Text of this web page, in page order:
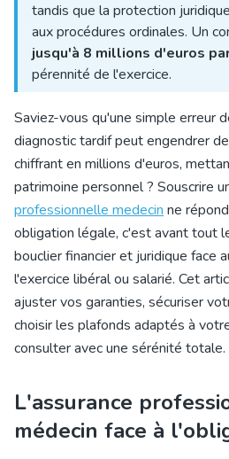
tandis que la protection
aux procédures ordinales. Un
jusqu'à 8 millions d'euros
pérennité de l'exercice.
Saviez-vous qu'une simple erreur
diagnostic tardif peut engendrer
chiffrant en millions d'euros,
patrimoine personnel ? Souscrire
professionnelle medecin ne
obligation légale, c'est avant tout
bouclier financier et juridique face
l'exercice libéral ou salarié. Cet
ajuster vos garanties, sécuriser
choisir les plafonds adaptés à
consulter avec une sérénité totale.
L'assurance
médecin face à